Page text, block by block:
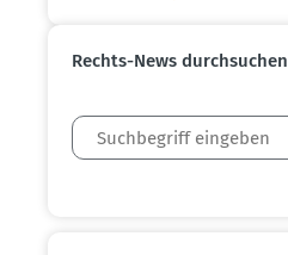
Rechts-News durch­suchen